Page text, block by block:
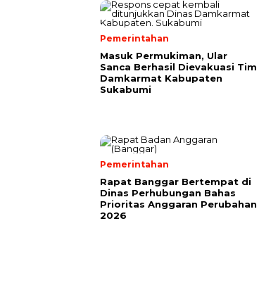
Pemerintahan
Masuk Permukiman, Ular
Sanca Berhasil Dievakuasi Tim
Damkarmat Kabupaten
Sukabumi
Pemerintahan
Rapat Banggar Bertempat di
Dinas Perhubungan Bahas
Prioritas Anggaran Perubahan
2026